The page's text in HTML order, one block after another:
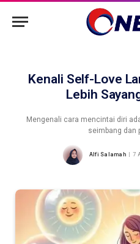
Kenali Self-Love
Lebih
Mengenali cara mencintai diri
seimbang dan
Alfi Salamah 7